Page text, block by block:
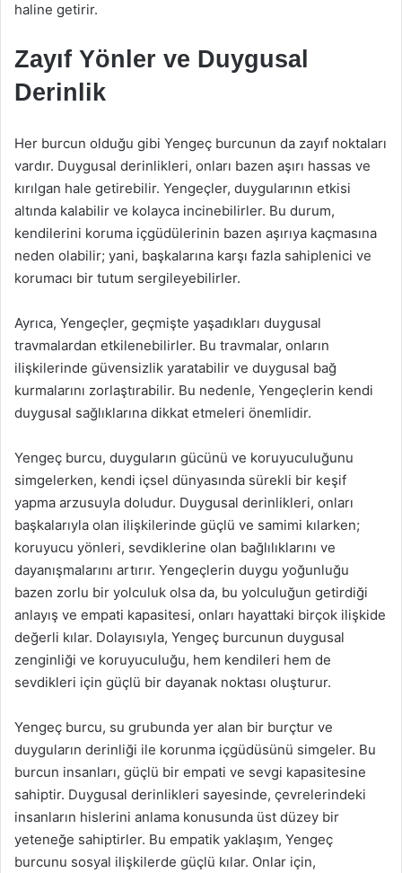
haline getirir.
Zayıf Yönler ve Duygusal
Derinlik
Her burcun olduğu gibi Yengeç burcunun da zayıf noktaları
vardır. Duygusal derinlikleri, onları bazen aşırı hassas ve
kırılgan hale getirebilir. Yengeçler, duygularının etkisi
altında kalabilir ve kolayca incinebilirler. Bu durum,
kendilerini koruma içgüdülerinin bazen aşırıya kaçmasına
neden olabilir; yani, başkalarına karşı fazla sahiplenici ve
korumacı bir tutum sergileyebilirler.
Ayrıca, Yengeçler, geçmişte yaşadıkları duygusal
travmalardan etkilenebilirler. Bu travmalar, onların
ilişkilerinde güvensizlik yaratabilir ve duygusal bağ
kurmalarını zorlaştırabilir. Bu nedenle, Yengeçlerin kendi
duygusal sağlıklarına dikkat etmeleri önemlidir.
Yengeç burcu, duyguların gücünü ve koruyuculuğunu
simgelerken, kendi içsel dünyasında sürekli bir keşif
yapma arzusuyla doludur. Duygusal derinlikleri, onları
başkalarıyla olan ilişkilerinde güçlü ve samimi kılarken;
koruyucu yönleri, sevdiklerine olan bağlılıklarını ve
dayanışmalarını artırır. Yengeçlerin duygu yoğunluğu
bazen zorlu bir yolculuk olsa da, bu yolculuğun getirdiği
anlayış ve empati kapasitesi, onları hayattaki birçok ilişkide
değerli kılar. Dolayısıyla, Yengeç burcunun duygusal
zenginliği ve koruyuculuğu, hem kendileri hem de
sevdikleri için güçlü bir dayanak noktası oluşturur.
Yengeç burcu, su grubunda yer alan bir burçtur ve
duyguların derinliği ile korunma içgüdüsünü simgeler. Bu
burcun insanları, güçlü bir empati ve sevgi kapasitesine
sahiptir. Duygusal derinlikleri sayesinde, çevrelerindeki
insanların hislerini anlama konusunda üst düzey bir
yeteneğe sahiptirler. Bu empatik yaklaşım, Yengeç
burcunu sosyal ilişkilerde güçlü kılar. Onlar için,